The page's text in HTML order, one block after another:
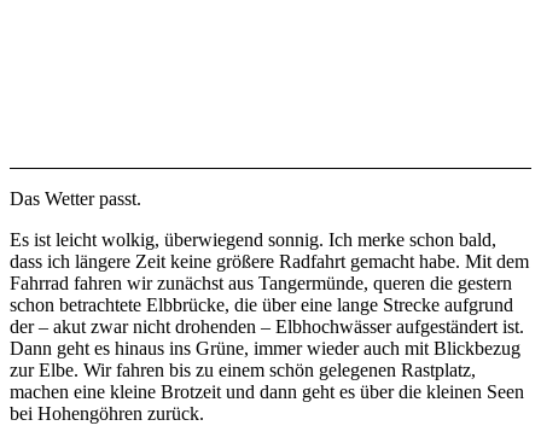
Das Wetter passt.
Es ist leicht wolkig, überwiegend sonnig. Ich merke schon bald,
dass ich längere Zeit keine größere Radfahrt gemacht habe. Mit dem
Fahrrad fahren wir zunächst aus Tangermünde, queren die gestern
schon betrachtete Elbbrücke, die über eine lange Strecke aufgrund
der – akut zwar nicht drohenden – Elbhochwässer aufgeständert ist.
Dann geht es hinaus ins Grüne, immer wieder auch mit Blickbezug
zur Elbe. Wir fahren bis zu einem schön gelegenen Rastplatz,
machen eine kleine Brotzeit und dann geht es über die kleinen Seen
bei Hohengöhren zurück.